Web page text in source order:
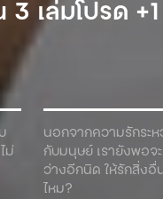
ม่
นอกจากความรักระ
กับมนุษย์ เรายังพอจ
ว่างอีกนิด ให้รักสิ่งอื่
ไหม?
ามาตีตลาดโ
องดื่ม!